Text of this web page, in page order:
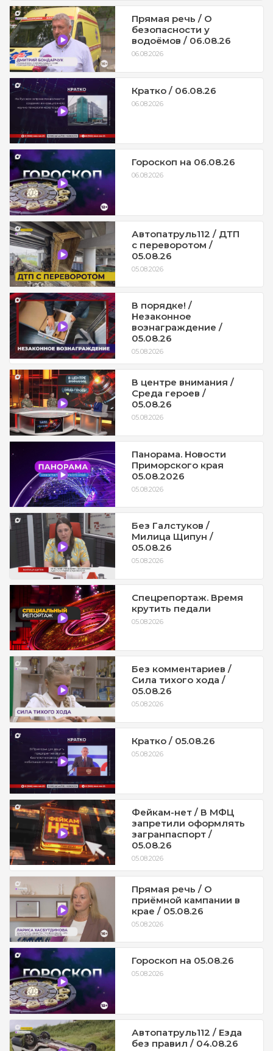
Прямая речь / О
безопасности у
водоёмов / 06.08.26
06.08.2026
Кратко / 06.08.26
06.08.2026
Гороскоп на 06.08.26
06.08.2026
Автопатруль112 / ДТП
с переворотом /
05.08.26
05.08.2026
В порядке! /
Незаконное
вознаграждение /
05.08.26
05.08.2026
В центре внимания /
Среда героев /
05.08.26
05.08.2026
Панорама. Новости
Приморского края
05.08.2026
05.08.2026
Без Галстуков /
Милица Щипун /
05.08.26
05.08.2026
Спецрепортаж. Время
крутить педали
05.08.2026
Без комментариев /
Сила тихого хода /
05.08.26
05.08.2026
Кратко / 05.08.26
05.08.2026
Фейкам-нет / В МФЦ
запретили оформлять
загранпаспорт /
05.08.26
05.08.2026
Прямая речь / О
приёмной кампании в
крае / 05.08.26
05.08.2026
Гороскоп на 05.08.26
05.08.2026
Автопатруль112 / Езда
без правил / 04.08.26